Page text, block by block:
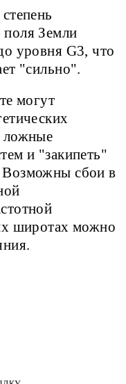
поля Земли
уровня G3, что
"сильно".
могут
ложные
и "закипеть"
Возможны сбои в
широтах можно